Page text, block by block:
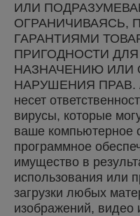
ИЛИ
ОГРАНИЧИВАЯСЬ,
ГАРАНТИЯМИ
ПРИГОДНОСТИ
НАЗНАЧЕНИЮ ИЛИ
НАРУШЕНИЯ ПРАВ.
несет
вирусы, которые
ваше компьютерное
программное
имущество в
использования или
загрузки любых
изображений, видео